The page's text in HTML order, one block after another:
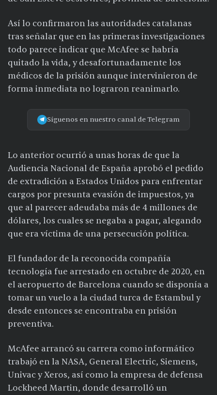
Así lo confirmaron las autoridades catalanas
tras señalar que en las primeras investigaciones
todo parece indicar que McAfee se habría
quitado la vida, y desafortunadamente los
médicos de la prisión aunque intervinieron de
forma inmediata no lograron reanimarlo.
Síguenos en nuestro canal de Telegram
Lo anterior ocurrió a unas horas de que la
Audiencia Nacional de España aprobó el pedido
de extradición a Estados Unidos para enfrentar
cargos por presunta evasión de impuestos, ya
que al parecer adeudaba más de 4 millones de
dólares, los cuales se negaba a pagar, alegando
que era víctima de una persecución política.
El fundador de la reconocida compañía
tecnología fue arrestado en octubre de 2020, en
el aeropuerto de Barcelona cuando se disponía a
tomar un vuelo a la ciudad turca de Estambul y
desde entonces se encontraba en prisión
preventiva.
McAfee arrancó su carrera como informático
trabajó en la NASA, General Electric, Siemens,
Univac y Xeros, así como la empresa de defensa
Lockheed Martin, donde desarrolló un